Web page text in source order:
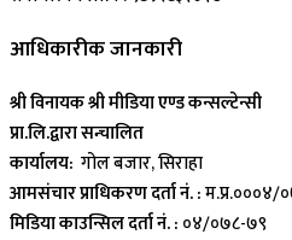
आधिकारीक जानकारी
श्री विनायक श्री मीडिया एण्ड कन्सल्टेन्सी
प्रा.लि.द्वारा सन्चालित
कार्यालय: गोल बजार, सिराहा
आमसंचार प्राधिकरण दर्ता नं. :म.प्र.०००४/
मिडिया काउन्सिल दर्ता नं. : ०४/०७८-७९